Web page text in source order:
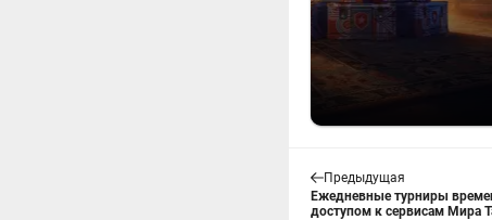
Предыдущая
Ежедневные турниры
доступом к сервисам Мира